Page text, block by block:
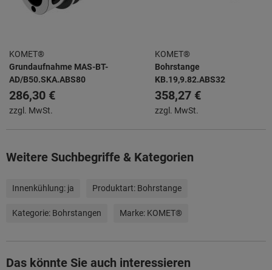
KOMET®
Grundaufnahme MAS-BT-
AD/B50.SKA.ABS80
286,30 €
zzgl. MwSt.
KOMET®
Bohrstange
KB.19,9.82.ABS32
358,27 €
zzgl. MwSt.
Weitere Suchbegriffe & Kategorien
Innenkühlung: ja Produktart: Bohrstange
Kategorie: Bohrstangen Marke: KOMET®
Das könnte Sie auch interessieren